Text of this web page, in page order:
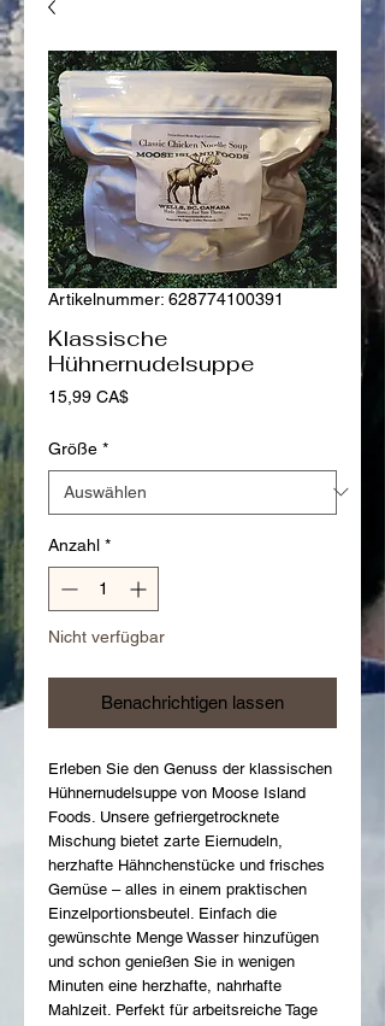
Artikelnummer: 628774100391
Klassische
Hühnernudelsuppe
15,99 CA$Preis
Größe *
Anzahl *
Nicht verfügbar
Benachrichtigen lassen
Erleben Sie den Genuss der klassischen
Hühnernudelsuppe von Moose Island
Foods. Unsere gefriergetrocknete
Mischung bietet zarte Eiernudeln,
herzhafte Hähnchenstücke und frisches
Gemüse – alles in einem praktischen
Einzelportionsbeutel. Einfach die
gewünschte Menge Wasser hinzufügen
und schon genießen Sie in wenigen
Minuten eine herzhafte, nahrhafte
Mahlzeit. Perfekt für arbeitsreiche Tage